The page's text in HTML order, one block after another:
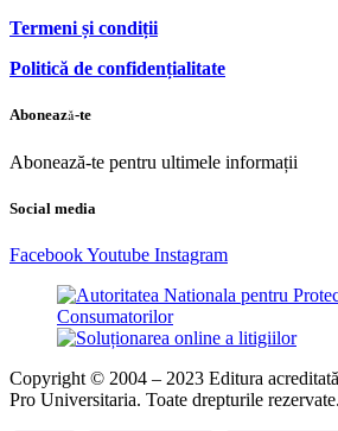
Termeni și condiții
Politică de confidențialitate
Abonează-te
Abonează-te pentru ultimele informații
Social media
FacebookYoutube Instagram
Copyright © 2004 – 2023 Editura
Pro Universitaria. Toate drepturile rezervate.